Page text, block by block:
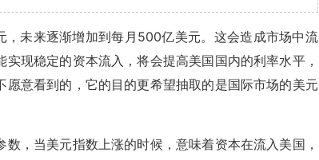
未来逐渐增加到每月500亿美元。这会造成市场中流
现稳定的资本流入，将会提高美国国内的利率水平，
意看到的，它的目的更希望抽取的是国际市场的美元
，当美元指数上涨的时候，意味着资本在流入美国，